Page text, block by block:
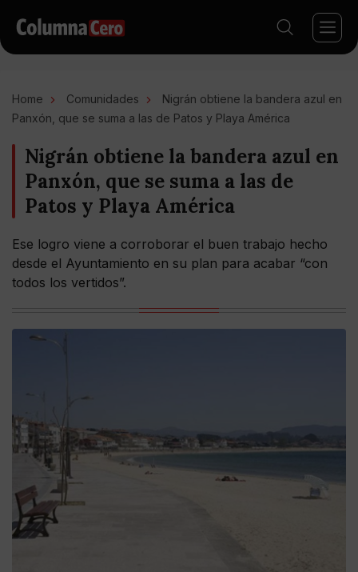
Home Comunidades
Nigrán obtiene la bandera azul en
Panxón, que se suma a las de Patos y Playa América
Nigrán obtiene la bandera azul en
Panxón, que se suma a las de
Patos y Playa América
Ese logro viene a corroborar el buen trabajo hecho
desde el Ayuntamiento en su plan para acabar “con
todos los vertidos”.